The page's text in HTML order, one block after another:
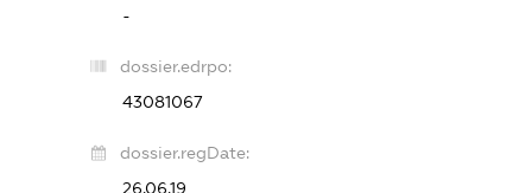
-
dossier.edrpo:
43081067
dossier.regDate:
26.06.19